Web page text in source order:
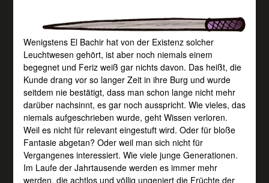
Wenigstens El Bachir hat von der Existenz solcher
Leuchtwesen gehört, ist aber noch niemals einem
begegnet und Feriz weiß gar nichts davon. Das heißt, die
Kunde drang vor so langer Zeit in ihre Burg und wurde
seitdem nie bestätigt, dass man schon lange nicht mehr
darüber nachsinnt, es gar noch ausspricht. Wie vieles, das
niemals aufgeschrieben wurde, geht Wissen verloren.
Weil es nicht für relevant eingestuft wird. Oder für bloße
Fantasie abgetan? Oder weil man sich nicht für
Vergangenes interessiert. Wie viele junge Generationen.
Im Laufe der Jahrtausende werden es immer mehr
werden, die achtlos und völlig ungeniert die Früchte der